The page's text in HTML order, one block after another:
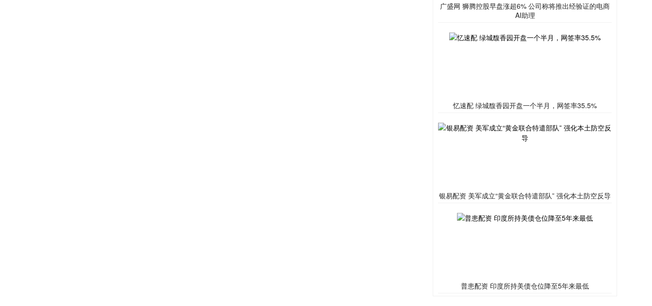
广盛网 狮腾控股早盘涨超6% 公司称将推出经验证的电商
AI助理
忆速配 绿城馥香园开盘一个半月，网签率35.5%
银易配资 美军成立“黄金联合特遣部队” 强化本土防空反导
普患配资 印度所持美债仓位降至5年来最低